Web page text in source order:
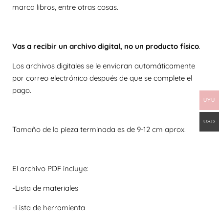
marca libros, entre otras cosas.
Vas a recibir un archivo digital, no un producto físico.
Los archivos digitales se le enviaran automáticamente
por correo electrónico después de que se complete el
pago.
Tamaño de la pieza terminada es de 9-12 cm aprox.
El archivo PDF incluye:
-Lista de materiales
-Lista de herramienta
UYU
USD